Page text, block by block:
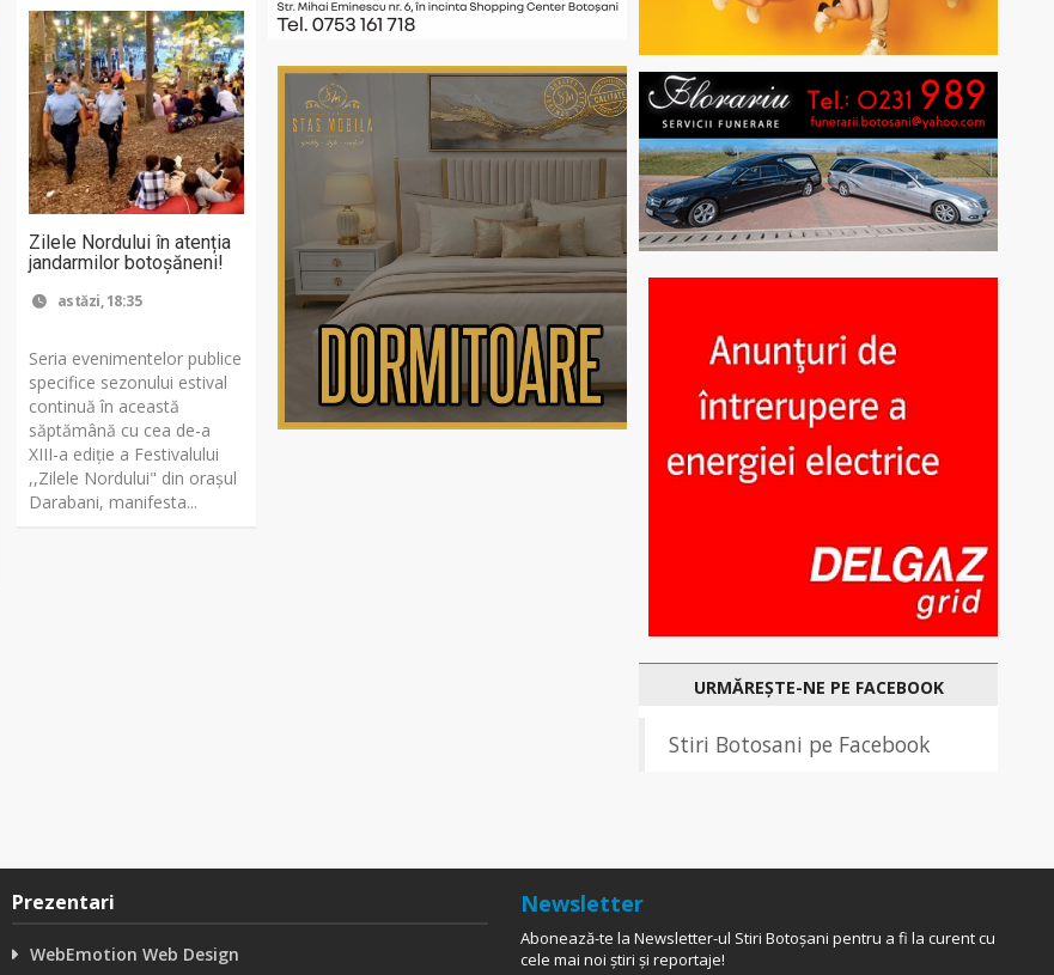
Zilele Nordului în atenția
jandarmilor botoșăneni!
astăzi, 18:35
Seria evenimentelor publice
specifice sezonului estival
continuă în această
săptămână cu cea de-a
XIII-a ediție a Festivalului
,,Zilele Nordului" din orașul
Darabani, manifesta...
URMĂREȘTE-NE PE FACEBOOK
Stiri Botosani pe Facebook
Prezentari
WebEmotion Web Design
Newsletter
Abonează-te la Newsletter-ul Stiri Botoșani pentru a fi la curent cu
cele mai noi știri și reportaje!